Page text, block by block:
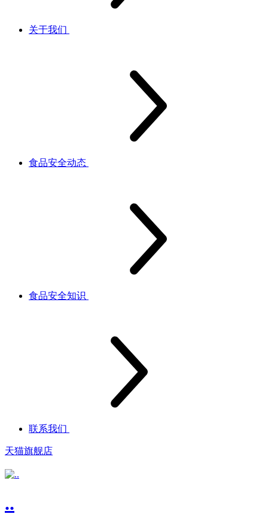
关于我们
食品安全动态
食品安全知识
联系我们
天猫旗舰店
..